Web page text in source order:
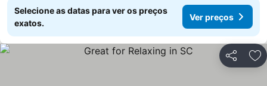
Selecione as datas para ver os preços
exatos.
Ver preços
Partilhar